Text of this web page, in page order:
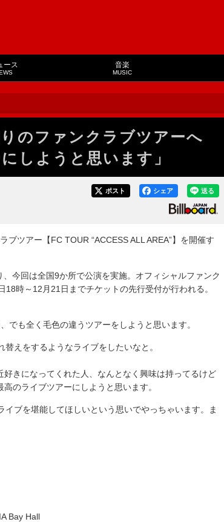
ース 音楽
MUSIC
のファンクラブツアーへ
しようと思います」
送る
シェア
ポスト
ツアー【FC TOUR “ACCESS ALL AREA”】を開催す
今回は全国9か所で公演を実施。オフィシャルファンク
時～12月21日までチケットの先行受付が行われる。
でも全く毛色の違うツアーをしようと思います。
えをするようなライブをしたいなと。
きになってくれた人、なんとなく興味は持ってるけど
のライブツアーにしようと思います。
ブを堪能してほしいという思いでやっちゃいます。ま
Bay Hall